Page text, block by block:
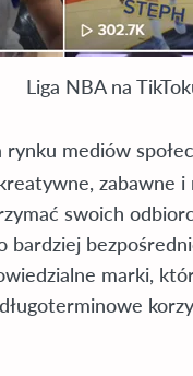
Liga NBA na
rynku mediów
zabawne
swoich
bardziej
marki,